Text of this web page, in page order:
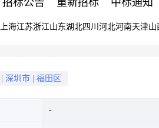
招标公告 重新招标 中标通知
上海江苏浙江山东湖北四川 河北河南天津山
深圳市 福田区